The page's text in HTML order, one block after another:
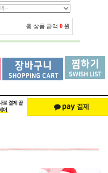
총 상품 금액 0 원